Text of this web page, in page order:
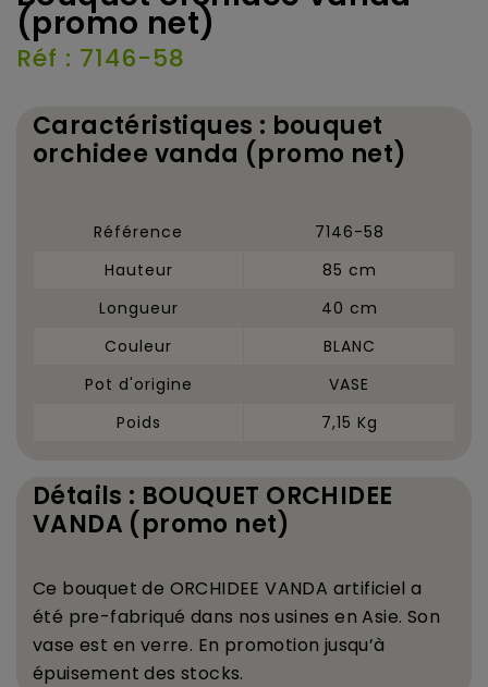
(promo net)
Réf : 7146-58
Caractéristiques : bouquet
orchidee vanda (promo net)
Référence
7146-58
Hauteur
85 cm
Longueur
40 cm
Couleur
BLANC
Pot d'origine
VASE
Poids
7,15 Kg
Détails : BOUQUET ORCHIDEE
VANDA (promo net)
Ce bouquet de ORCHIDEE VANDA artificiel a
été pre-fabriqué dans nos usines en Asie. Son
vase est en verre. En promotion jusqu’à
épuisement des stocks.